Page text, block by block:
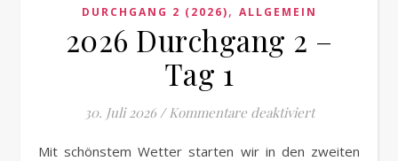
DURCHGANG 2 (2026), ALLGEMEIN
2026 Durchgang 2 –
Tag 1
30. Juli 2026 / Kommentare deaktiviertfür 2026
Mit schönstem Wetter starten wir in den zweiten